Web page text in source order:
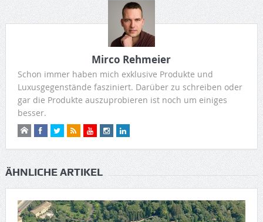
Mirco Rehmeier
Schon immer haben mich exklusive Produkte und
Luxusgegenstände fasziniert. Darüber zu schreiben oder
gar die Produkte auszuprobieren ist noch um einiges
besser.
ÄHNLICHE ARTIKEL